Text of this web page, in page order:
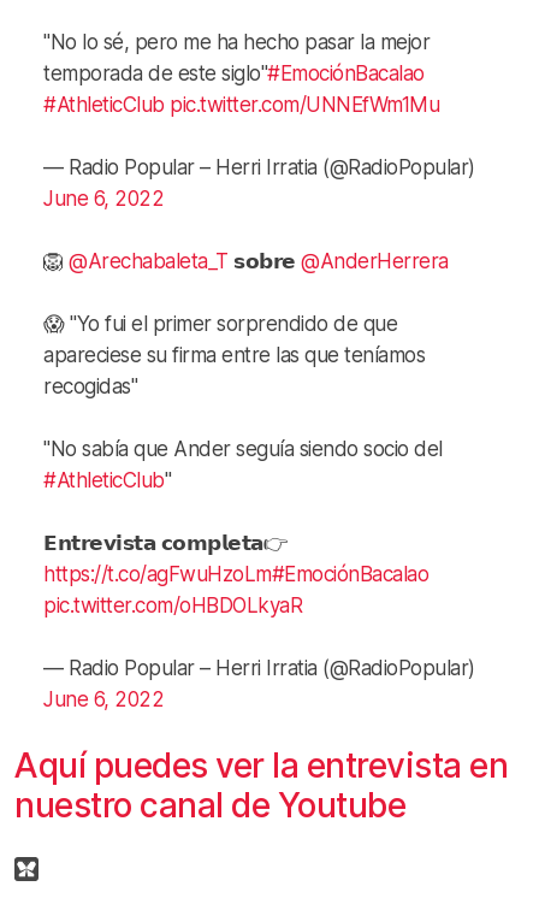
"No lo sé, pero me ha hecho pasar la mejor
temporada de este siglo"#EmociónBacalao
#AthleticClub pic.twitter.com/UNNEfWm1Mu
— Radio Popular – Herri Irratia (@RadioPopular)
June 6, 2022
🦁 @Arechabaleta_T 𝘀𝗼𝗯𝗿𝗲 @AnderHerrera
😱 "Yo fui el primer sorprendido de que
apareciese su firma entre las que teníamos
recogidas"
"No sabía que Ander seguía siendo socio del
#AthleticClub"
𝗘𝗻𝘁𝗿𝗲𝘃𝗶𝘀𝘁𝗮 𝗰𝗼𝗺𝗽𝗹𝗲𝘁𝗮👉
https://t.co/agFwuHzoLm#EmociónBacalao
pic.twitter.com/oHBDOLkyaR
— Radio Popular – Herri Irratia (@RadioPopular)
June 6, 2022
Aquí puedes ver la entrevista en
nuestro canal de Youtube